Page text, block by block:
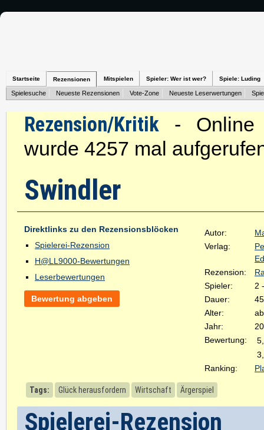
Startseite Rezensionen Mitspielen Spieler: Wer ist wer? Spiele: Luding
Spielesuche Neueste Rezensionen Vote-Zone Neueste Leserwertungen
Rezension/Kritik - Online
wurde 4257 mal
Swindler
Direktlinks zu den Rezensionsblöcken
Spielerei-Rezension
H@LL9000-Bewertungen
Leserbewertungen
Bewertung abgeben
Autor:
Verlag:
Rezension:
Spieler:
2
Dauer:
Alter:
Jahr:
Bewertung:
Ranking:
Tags: Glück herausfordern Wirtschaft Ärgerspiel
Spielerei-Rezension